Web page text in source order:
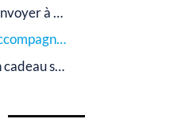
Quel cadeau puis-je envoyer à distance ?
Quel message pour accompagner un cadeau ?
Comment envoyer un cadeau sans connaître l’adresse ?